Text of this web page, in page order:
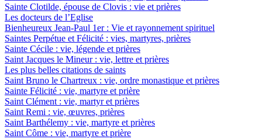
Sainte Clotilde, épouse de Clovis : vie et prières
Les docteurs de l’Eglise
Bienheureux Jean-Paul 1er : Vie et rayonnement spirituel
Saintes Perpétue et Félicité : vies, martyres, prières
Sainte Cécile : vie, légende et prières
Saint Jacques le Mineur : vie, lettre et prières
Les plus belles citations de saints
Saint Bruno le Chartreux : vie, ordre monastique et prières
Sainte Félicité : vie, martyre et prière
Saint Clément : vie, martyr et prières
Saint Remi : vie, œuvres, prières
Saint Barthélemy : vie, martyre et prières
Saint Côme : vie, martyre et prière